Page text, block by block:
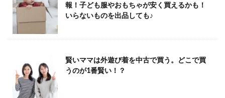
報！子ども服やおもちゃが安く買えるかも！
いらないものを出品しても♪
賢いママは外遊び着を中古で買う。どこで買
うのが1番賢い！？